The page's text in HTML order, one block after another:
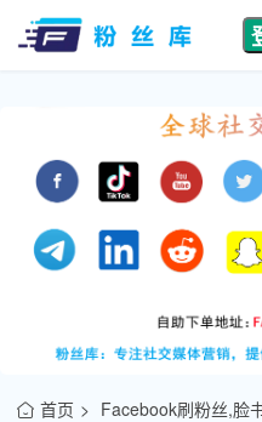
首页
Facebook刷粉丝,脸